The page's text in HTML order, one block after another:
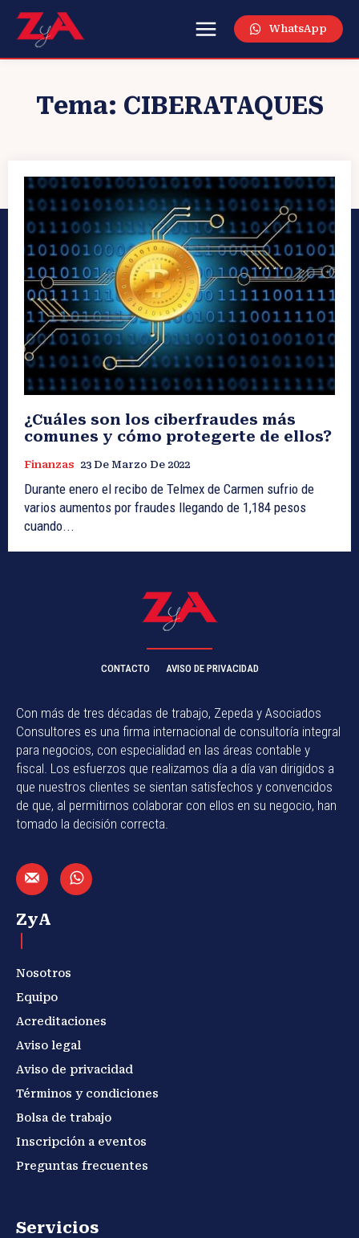
WhatsApp
Tema: CIBERATAQUES
¿Cuáles son los ciberfraudes más
comunes y cómo protegerte de ellos?
Finanzas 23 De Marzo De 2022
Durante enero el recibo de Telmex de Carmen sufrio de
varios aumentos por fraudes llegando de 1,184 pesos
cuando...
CONTACTO AVISO DE PRIVACIDAD
Con más de tres décadas de trabajo, Zepeda y Asociados
Consultores es una firma internacional de consultoría integral
para negocios, con especialidad en las áreas contable y
fiscal. Los esfuerzos que realizamos día a día van dirigidos a
que nuestros clientes se sientan satisfechos y convencidos
de que, al permitirnos colaborar con ellos en su negocio, han
tomado la decisión correcta.
ZyA
Nosotros
Equipo
Acreditaciones
Aviso legal
Aviso de privacidad
Términos y condiciones
Bolsa de trabajo
Inscripción a eventos
Preguntas frecuentes
Servicios